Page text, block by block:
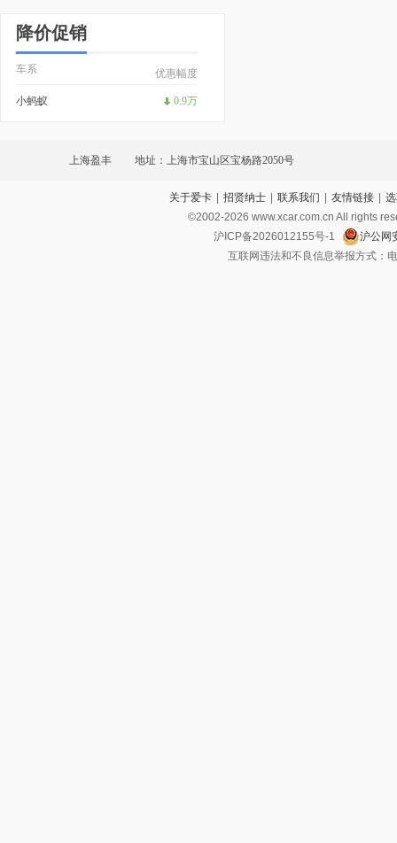
降价促销
车系 优惠幅度
小蚂蚁 0.9万
上海盈丰 地址：上海市宝山区宝杨路2050号
关于爱卡 | 招贤纳士 | 联系我们 | 友情链接 |
©2002-2026 www.xcar.com.cn All rights
沪ICP备2026012155号-1
沪公网
互联网违法和不良信息举报方式：